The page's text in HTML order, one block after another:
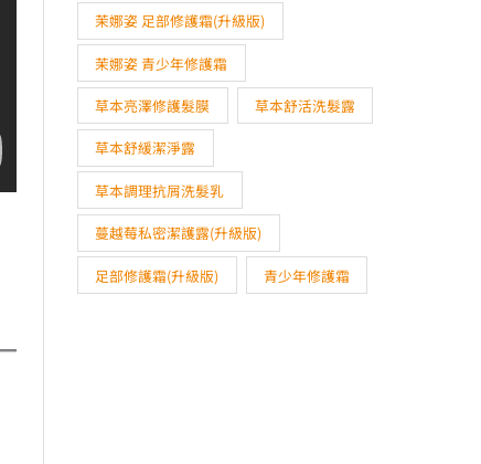
茉娜姿 足部修護霜(升級版)
茉娜姿 青少年修護霜
草本亮澤修護髮膜 草本舒活洗髮露
草本舒緩潔淨露
草本調理抗屑洗髮乳
蔓越莓私密潔護露(升級版)
足部修護霜(升級版) 青少年修護霜